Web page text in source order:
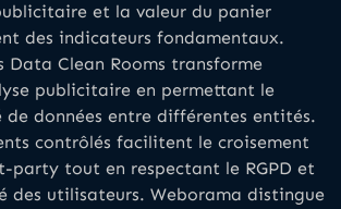
et la valeur du panier
des indicateurs fondamentaux.
Data Clean Rooms transforme
publicitaire en permettant le
de données entre différentes entités.
contrôlés facilitent le croisement
party tout en respectant le RGPD et
des utilisateurs. Weborama distingue